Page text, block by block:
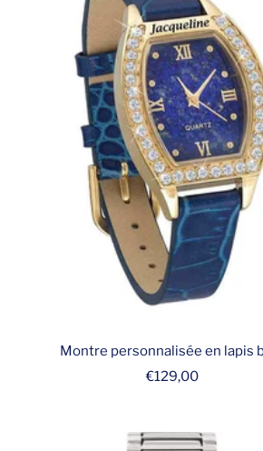
Montre personnalisée en lapis
Prix
€129,00